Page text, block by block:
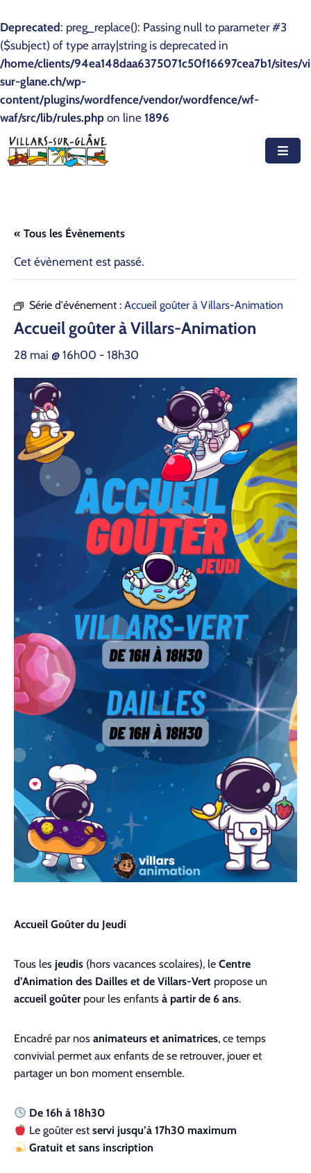
Deprecated: preg_replace(): Passing null to parameter #3
($subject) of type array|string is deprecated in
/home/clients/94ea148daa6375071c50f16697cea7b1/sites/
sur-glane.ch/wp-
content/plugins/wordfence/vendor/wordfence/wf-
waf/src/lib/rules.php on line 1896
Accueil
Actualités
Agenda
Autorités
Contact
« Tous les Évènements
Cet évènement est passé.
Série d'événement : Accueil goûter à Villars-Animation
Accueil goûter à Villars-Animation
28 mai @ 16h00 - 18h30
Accueil Goûter du Jeudi
Tous les jeudis (hors vacances scolaires), le Centre
d’Animation des Dailles et de Villars-Vert propose un
accueil goûterpour les enfants à partir de 6 ans.
Encadré par nos animateurs et animatrices, ce temps
convivial permet aux enfants de se retrouver, jouer et
partager un bon moment ensemble.
De 16h à 18h30
Le goûter estservi jusqu’à 17h30 maximum
Gratuit et sans inscription